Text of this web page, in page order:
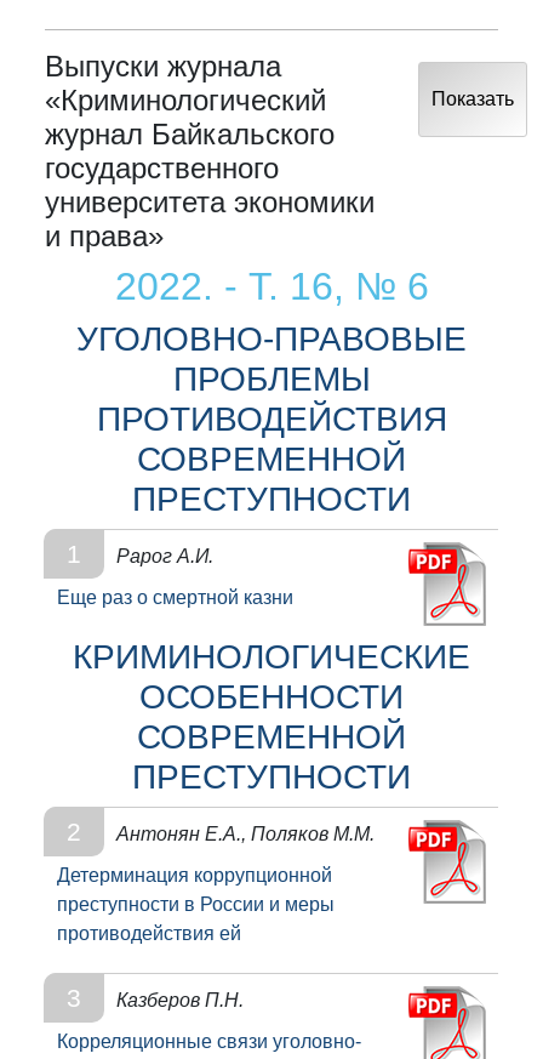
Выпуски журнала
«Криминологический
журнал Байкальского
государственного
университета экономики
и права»
Показать
2022. - Т. 16, № 6
УГОЛОВНО-ПРАВОВЫЕ
ПРОБЛЕМЫ
ПРОТИВОДЕЙСТВИЯ
СОВРЕМЕННОЙ
ПРЕСТУПНОСТИ
1
Рарог А.И.
Еще раз о смертной казни
КРИМИНОЛОГИЧЕСКИЕ
ОСОБЕННОСТИ
СОВРЕМЕННОЙ
ПРЕСТУПНОСТИ
2
Антонян Е.А., Поляков М.М.
Детерминация коррупционной
преступности в России и меры
противодействия ей
3
Казберов П.Н.
Корреляционные связи уголовно-